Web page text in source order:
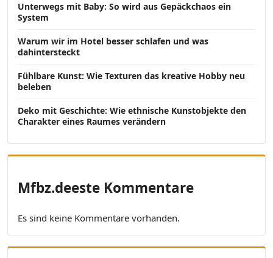
Unterwegs mit Baby: So wird aus Gepäckchaos ein
System
Warum wir im Hotel besser schlafen und was
dahintersteckt
Fühlbare Kunst: Wie Texturen das kreative Hobby neu
beleben
Deko mit Geschichte: Wie ethnische Kunstobjekte den
Charakter eines Raumes verändern
Mfbz.deeste Kommentare
Es sind keine Kommentare vorhanden.